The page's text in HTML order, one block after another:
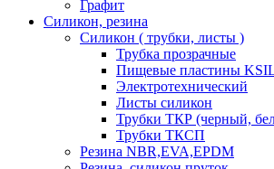
Графит
Силикон, резина
Силикон ( трубки, листы )
Трубка прозрачные
Пищевые пластины
Электротехнический
Листы силикон
Трубки ТКР (черный,
Трубки ТКСП
Резина NBR,EVA,EPDM